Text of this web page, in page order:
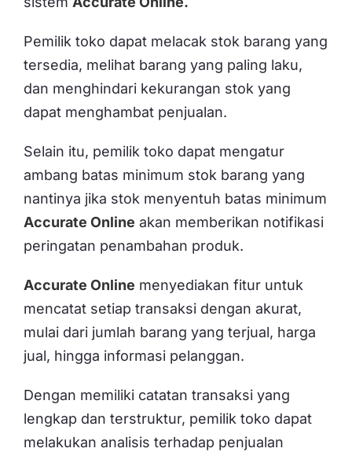
Pemilik toko dapat melacak stok barang yang
tersedia, melihat barang yang paling laku,
dan menghindari kekurangan stok yang
dapat menghambat penjualan.
Selain itu, pemilik toko dapat mengatur
ambang batas minimum stok barang yang
nantinya jika stok menyentuh batas minimum
Accurate Online akan memberikan notifikasi
peringatan penambahan produk.
Accurate Online menyediakan fitur untuk
mencatat setiap transaksi dengan akurat,
mulai dari jumlah barang yang terjual, harga
jual, hingga informasi pelanggan.
Dengan memiliki catatan transaksi yang
lengkap dan terstruktur, pemilik toko dapat
melakukan analisis terhadap penjualan